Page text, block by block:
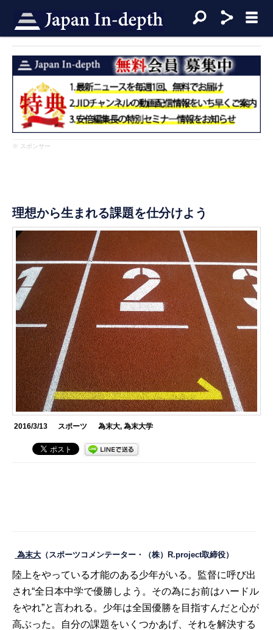
※ スポンサー
理想から生まれる課題を仕分けよう
2016/3/13 スポーツ 為末大, 為末大学
為末大 （スポーツコメンテーター・（株）R.project取締役）
陸上をやっている才能のある少年がいる。監督に呼び出
され“全日本中学で優勝しよう。その為にお前はハードル
をやれ”と言われる。少年は全国優勝を目指すんだと心が
高ぶった。自分の課題をいくつかあげ、それを解決する